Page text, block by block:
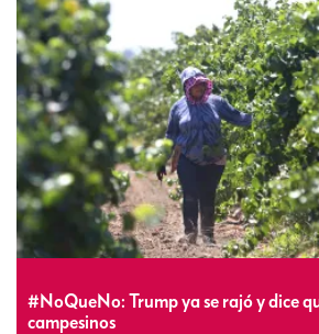
#NoQueNo: Trump ya se rajó y dice
campesinos